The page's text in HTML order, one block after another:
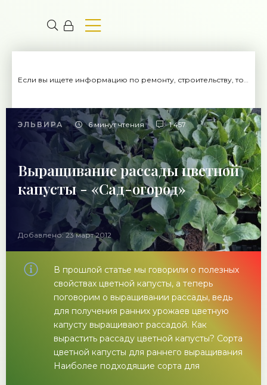
Если вы ищете информацию по ремонту, строительству, то вы попали на нужный сайт.
ЭЛЬВИРА 6 минут чтения 1 457
Выращивание рассады цветной
капусты - «Сад-огород»
Добавлено: 23 март 2012
В прошлой статье мы говорили о полезных
свойствах цветной капусты, а теперь
поговорим о выращивании рассады, ведь
для получения ранних урожаев цветную
капусту выращивают рассадой. Как
вырастить рассаду цветной капусты? Сорта
цветной капусты для раннего выращивания
Наиболее подходящие сорта для